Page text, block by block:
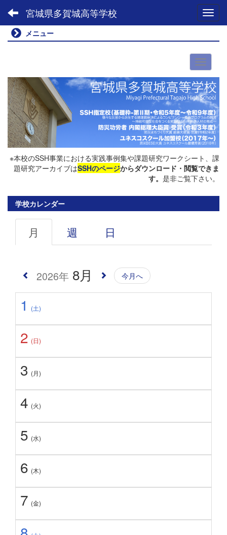
宮城県多賀城高等学校
メニュー
※本校のSSH事業における実践事例集や課題研究ワークシート、課
題研究アーカイブはSSHのページからダウンロード・閲覧できま
す。 是非ご覧下さい。
学校カレンダー
月 週 日
2026年 8月 今月へ
1 (土)
2 (日)
3 (月)
4 (火)
5 (水)
6 (木)
7 (金)